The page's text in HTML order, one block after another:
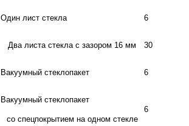
Один лист стекла 6
Два листа стекла с зазором 16 мм 30
Вакуумный стеклопакет 6
Вакуумный стеклопакет
со спецпокрытием на одном стекле
6